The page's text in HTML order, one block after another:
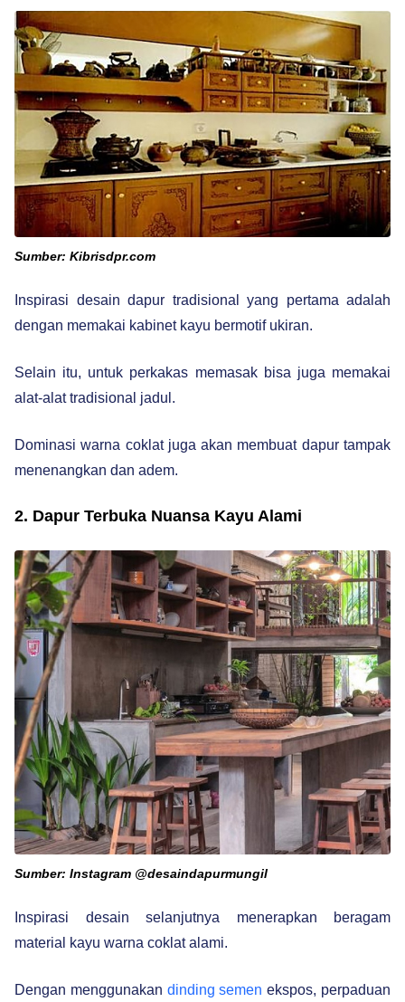
Sumber: Kibrisdpr.com
Inspirasi desain dapur tradisional yang pertama adalah
dengan memakai kabinet kayu bermotif ukiran.
Selain itu, untuk perkakas memasak bisa juga memakai
alat-alat tradisional jadul.
Dominasi warna coklat juga akan membuat dapur tampak
menenangkan dan adem.
2. Dapur Terbuka Nuansa Kayu Alami
Sumber: Instagram @desaindapurmungil
Inspirasi desain selanjutnya menerapkan beragam
material kayu warna coklat alami.
Dengan menggunakan dinding semen ekspos, perpaduan